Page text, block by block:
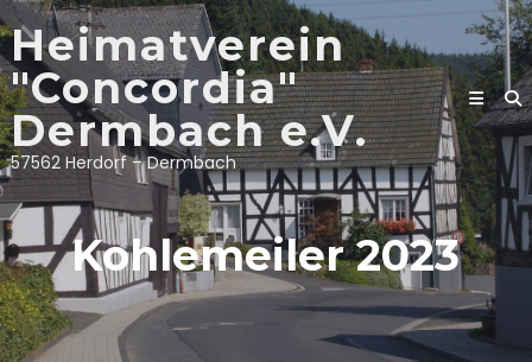
Skip
to
content
Heimatverein
"Concordia"
Dermbach e.V.
57562 Herdorf – Dermbach
Kohlemeiler 2023